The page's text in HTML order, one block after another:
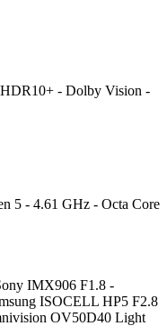
- Dolby Vision -
5 - 4.61 GHz - Octa Core
IMX906 F1.8 -
ISOCELL HP5 F2.8
OV50D40 Light